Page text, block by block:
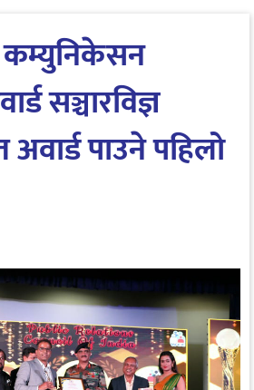
सञ्चारविज्ञ
पाउने पहिलो